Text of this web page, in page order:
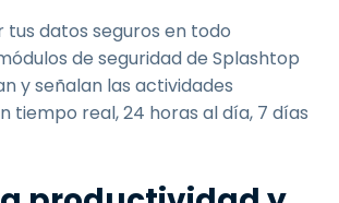
datos seguros en todo
de seguridad de Splashtop
y señalan las actividades
tiempo real, 24 horas al día, 7 días